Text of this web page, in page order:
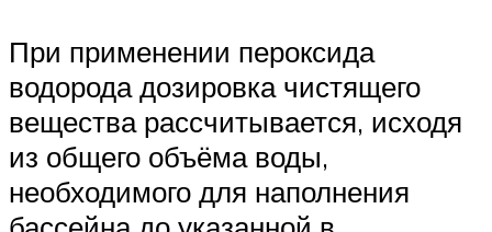
При применении пероксида
водорода дозировка чистящего
вещества рассчитывается, исходя
из общего объёма воды,
необходимого для наполнения